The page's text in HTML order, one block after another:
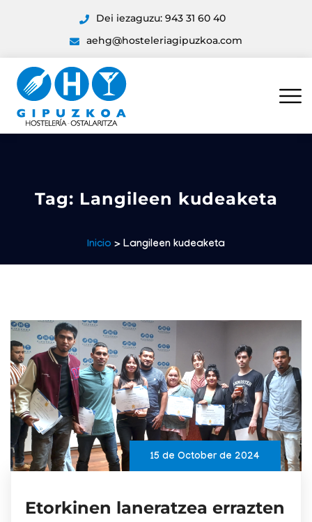
Dei iezaguzu: 943 31 60 40
aehg@hosteleriagipuzkoa.com
Tag: Langileen kudeaketa
Inicio > Langileen kudeaketa
15 de October de 2024
Etorkinen laneratzea errazten